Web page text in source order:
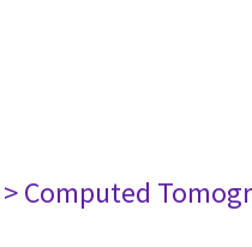
> Computed